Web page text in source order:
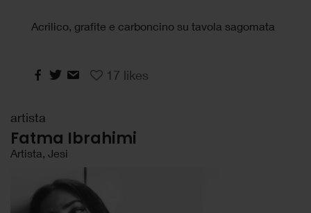
Acrilico, grafite e carboncino su tavola sagomata
17 likes
artista
Fatma Ibrahimi
Artista, Jesi